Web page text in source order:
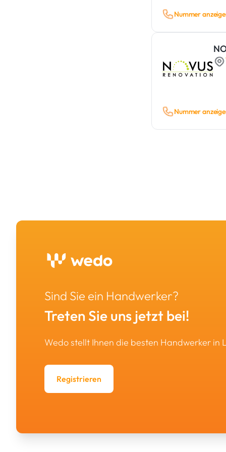
Nummer
Nummer
Sind Sie ein Handwerker?
Treten Sie uns jetzt bei!
Wedo stellt Ihnen die besten Handwerker in
Registrieren